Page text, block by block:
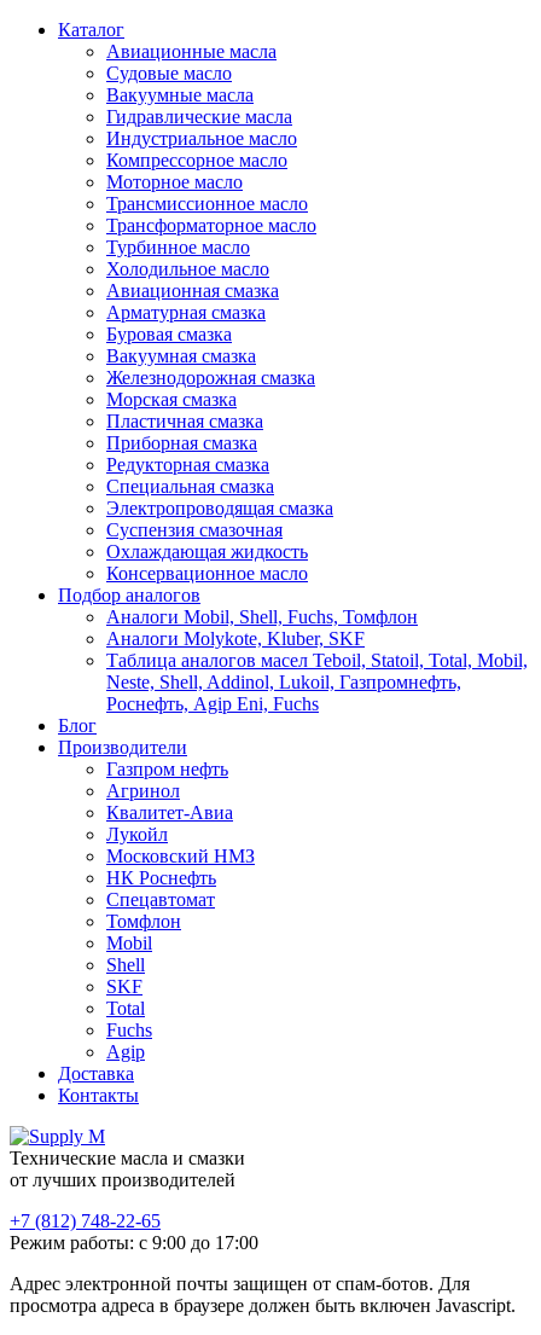
Каталог
Авиационные масла
Судовые масло
Вакуумные масла
Гидравлические масла
Индустриальное масло
Компрессорное масло
Моторное масло
Трансмиссионное масло
Трансформаторное масло
Турбинное масло
Холодильное масло
Авиационная смазка
Арматурная смазка
Буровая смазка
Вакуумная смазка
Железнодорожная смазка
Морская смазка
Пластичная смазка
Приборная смазка
Редукторная смазка
Специальная смазка
Электропроводящая смазка
Суспензия смазочная
Охлаждающая жидкость
Консервационное масло
Подбор аналогов
Аналоги Mobil, Shell, Fuchs, Томфлон
Аналоги Molykote, Kluber, SKF
Таблица аналогов масел Teboil, Statoil, Total, Mobil,
Neste, Shell, Addinol, Lukoil, Газпромнефть,
Роснефть, Agip Eni, Fuchs
Блог
Производители
Газпром нефть
Агринол
Квалитет-Авиа
Лукойл
Московский НМЗ
НК Роснефть
Спецавтомат
Томфлон
Mobil
Shell
SKF
Total
Fuchs
Agip
Доставка
Контакты
Технические масла и смазки
от лучших производителей
+7 (812) 748-22-65
Режим работы: с 9:00 до 17:00
Адрес электронной почты защищен от спам-ботов. Для
просмотра адреса в браузере должен быть включен Javascript.